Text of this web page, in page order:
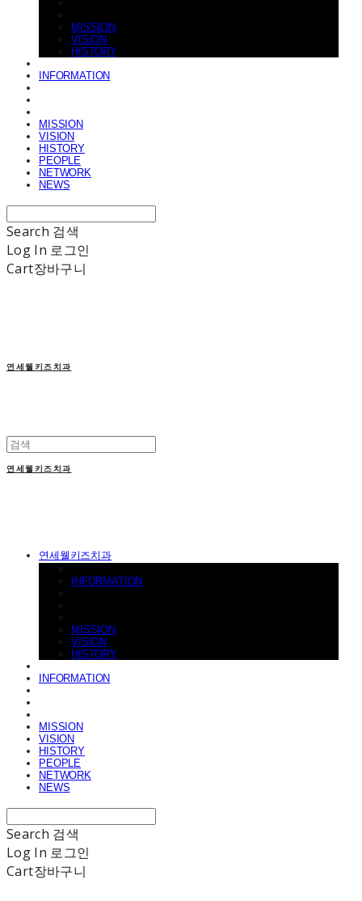
MISSION
VISION
HISTORY
INFORMATION
MISSION
VISION
HISTORY
PEOPLE
NETWORK
NEWS
Search 검색
Log In 로그인
Cart장바구니
연세웰키즈치과
연세웰키즈치과
연세웰키즈치과
INFORMATION
MISSION
VISION
HISTORY
INFORMATION
MISSION
VISION
HISTORY
PEOPLE
NETWORK
NEWS
Search 검색
Log In 로그인
Cart장바구니